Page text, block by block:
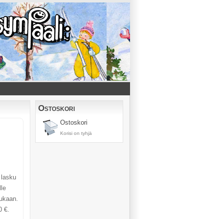
€.
Ostoskori
Ostoskori
Korisi on tyhjä